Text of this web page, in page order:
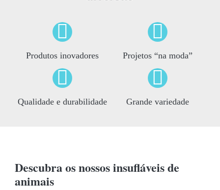
Produtos inovadores Projetos “na moda”
Qualidade e durabilidade Grande variedade
Descubra os nossos insufláveis de
animais